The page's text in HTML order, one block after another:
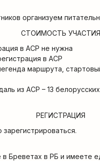
организуем
СТОИМОСТЬ УЧАСТИЯ
в ACP не нужна
в ACP
маршрута,
из ACP – 13
РЕГИСТРАЦИЯ
Бреветах в РБ и имеете